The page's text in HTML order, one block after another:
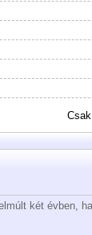
két évben,